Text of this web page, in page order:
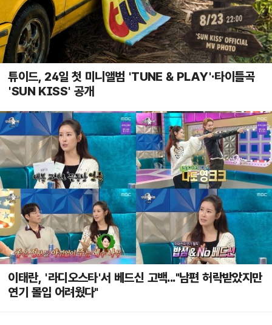
튜이드, 24일 첫 미니앨범 'TUNE & PLAY'·타이틀곡
'SUN KISS' 공개
이태란, '라디오스타'서 베드신 고백..."남편 허락받았지만
연기 몰입 어려웠다"